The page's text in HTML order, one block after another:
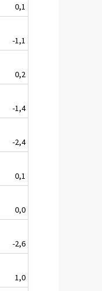
0,1
-1,1
0,2
-1,4
-2,4
0,1
0,0
-2,6
1,0